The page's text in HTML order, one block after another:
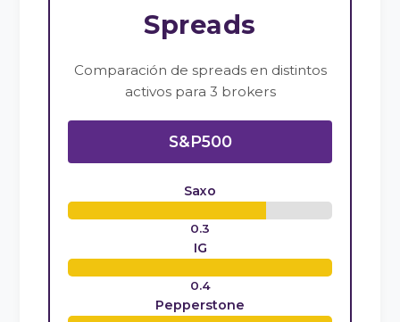
Spreads
Comparación de spreads en distintos
activos para 3 brokers
S&P500
Saxo
0.3
IG
0.4
Pepperstone